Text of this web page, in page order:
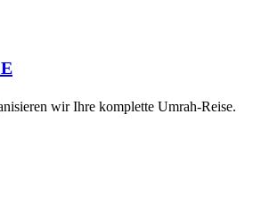
wir Ihre komplette Umrah-Reise.